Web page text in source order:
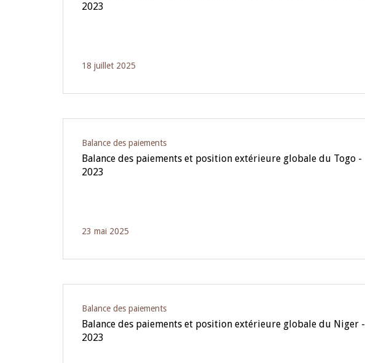
2023
18 juillet 2025
Balance des paiements
Balance des paiements et position extérieure globale du Togo -
2023
23 mai 2025
Balance des paiements
Balance des paiements et position extérieure globale du Niger -
2023